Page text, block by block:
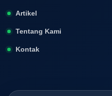
Artikel
Tentang Kami
Kontak